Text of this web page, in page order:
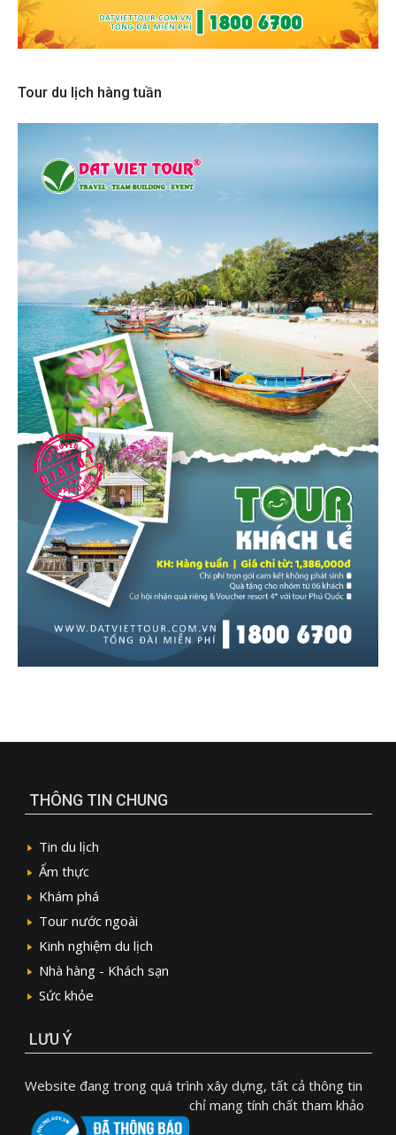
Tour du lịch hàng tuần
THÔNG TIN CHUNG
Tin du lịch
Ẩm thực
Khám phá
Tour nước ngoài
Kinh nghiệm du lịch
Nhà hàng - Khách sạn
Sức khỏe
LƯU Ý
Website đang trong quá trình xây dựng, tất cả thông tin
chỉ mang tính chất tham khảo